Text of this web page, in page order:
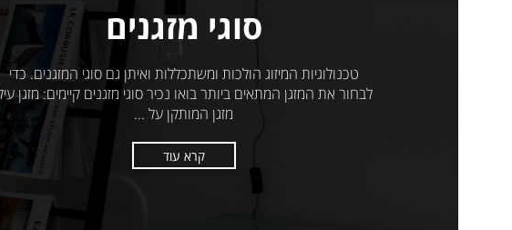
סוגי מזגנים
טכנולוגיות המיזוג הולכות ומשתכללות ואיתן גם סוגי המזגנים. כדי
לבחור את המזגן המתאים ביותר בואו נכיר סוגי מזגנים קיימים: מזגן
מזגן המותקן על ...
קרא עוד